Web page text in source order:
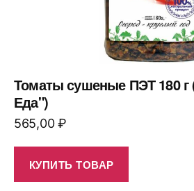
Томаты сушеные ПЭТ 180 г
Еда")
565,00₽
КУПИТЬ ТОВАР